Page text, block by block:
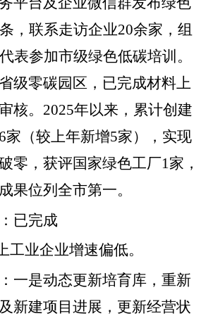
，联系走访企业20余家 ， 组
表参加市级绿色低碳培训 。
级零碳园区，已完成材料上
核。 2025年以来，累计创建
家（较上年新增5家），实现
零，获评国家绿色工厂1家，
果位列全市第一。
： 已完成
工业企业增速偏低。
一是动态更新培育库， 重新
新建项目进展，更新经营状